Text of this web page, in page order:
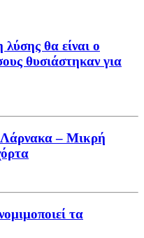
θα είναι ο
θυσιάστηκαν για
Λάρνακα – Μικρή
τα